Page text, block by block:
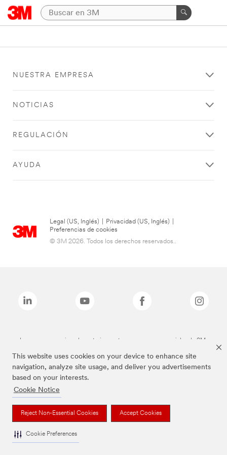
This website uses cookies on your device to enhance site
navigation, analyze site usage, and deliver you advertisements
based on your interests.
Cookie Notice
Reject Non-Essential Cookies Accept Cookies
Cookie Preferences
NUESTRA EMPRESA
NOTICIAS
REGULACIÓN
AYUDA
Legal (US, Inglés) Privacidad (US, Inglés)
Preferencias de cookies
© 3M 2026. Todos los derechos reservados..
Las marcas mencionadas anteriormente son marcas comerciales de 3M.